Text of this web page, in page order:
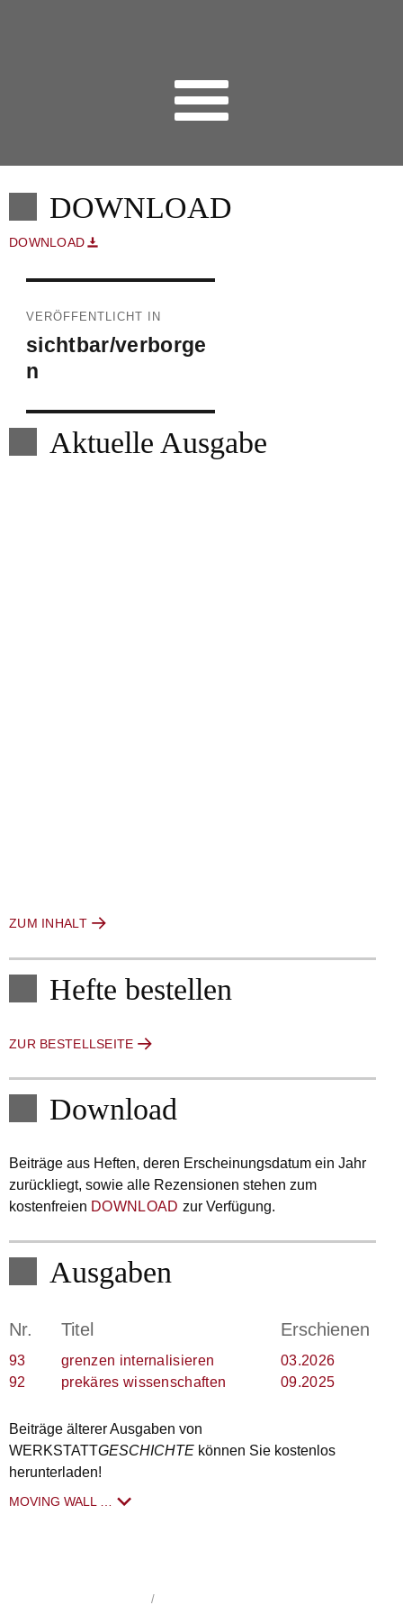
DOWNLOAD
DOWNLOAD
VERÖFFENTLICHT IN
sichtbar/verborge
n
Aktuelle Ausgabe
ZUM INHALT
Hefte bestellen
ZUR BESTELLSEITE
Download
Beiträge aus Heften, deren Erscheinungsdatum ein Jahr
zurückliegt, sowie alle Rezensionen stehen zum
kostenfreien DOWNLOAD zur Verfügung.
Ausgaben
Nr. Titel Erschienen
93 grenzen internalisieren
03.2026
92
prekäres wissenschaften 09.2025
Beiträge älterer Ausgaben von
WERKSTATTGESCHICHTE können Sie kostenlos
herunterladen!
MOVING WALL …